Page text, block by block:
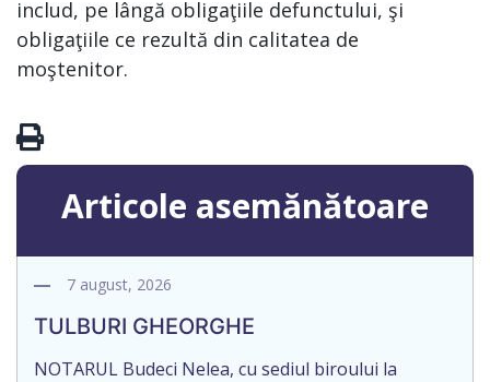
includ, pe lângă obligaţiile defunctului, şi
obligaţiile ce rezultă din calitatea de
moştenitor.
Articole asemănătoare
7 august, 2026
TULBURI GHEORGHE
NOTARUL Budeci Nelea, cu sediul biroului la